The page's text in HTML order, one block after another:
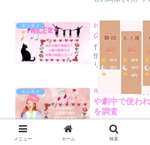
大東駿介の人柄や
ります。
エンタメ
twiceﾐﾅ彼氏は
の職業や兄,母
TWICEミナの彼
情から結婚観・理
りやすく解説しつ
がお金持ちという
ードなど家族構
生い立ちやバレエ
じられるポイント
の距離感にも触れ
事です。
エンタメ
ﾊﾞﾁｪﾛﾚｯﾃ4の
や劇中で使わ
を調査
『バチェロレッテ
4の主題歌・挿入
されている公式
メニュー ホーム 検索